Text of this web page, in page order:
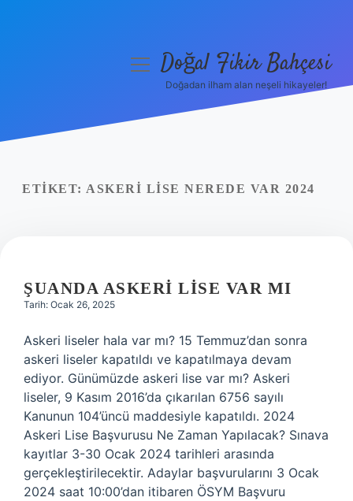
Yasal Uyarı
menüyüDoğal Fikir Bahçesi
Doğadan ilham alan neşeli hikayeler!
ETIKET: ASKERI LISE NEREDE VAR 2024
ŞUANDA ASKERI LISE VAR MI
Tarih: Ocak 26, 2025
Askeri liseler hala var mı? 15 Temmuz’dan sonra
askeri liseler kapatıldı ve kapatılmaya devam
ediyor. Günümüzde askeri lise var mı? Askeri
liseler, 9 Kasım 2016’da çıkarılan 6756 sayılı
Kanunun 104’üncü maddesiyle kapatıldı. 2024
Askeri Lise Başvurusu Ne Zaman Yapılacak? Sınava
kayıtlar 3-30 Ocak 2024 tarihleri ​​arasında
gerçekleştirilecektir. Adaylar başvurularını 3 Ocak
2024 saat 10:00’dan itibaren ÖSYM Başvuru